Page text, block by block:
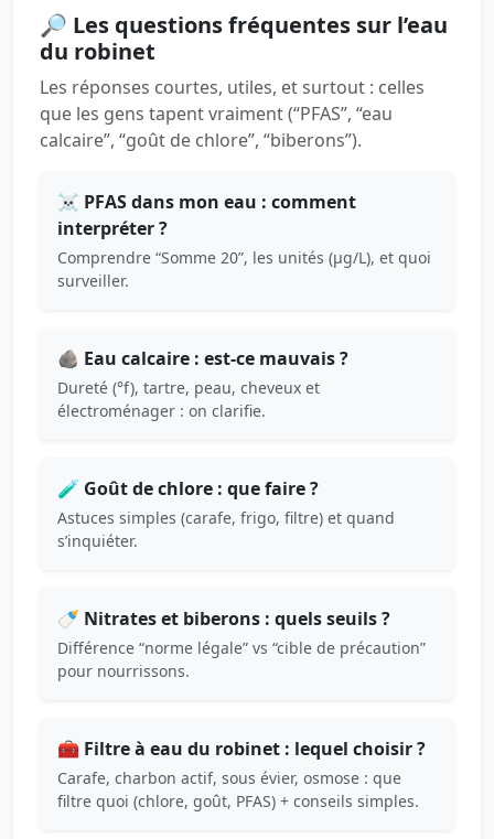
🔎 Les questions fréquentes sur l’eau
du robinet
Les réponses courtes, utiles, et surtout : celles
que les gens tapent vraiment (“PFAS”, “eau
calcaire”, “goût de chlore”, “biberons”).
☠️ PFAS dans mon eau : comment
interpréter ?
Comprendre “Somme 20”, les unités (µg/L), et quoi
surveiller.
🪨 Eau calcaire : est-ce mauvais ?
Dureté (°f), tartre, peau, cheveux et
électroménager : on clarifie.
🧪 Goût de chlore : que faire ?
Astuces simples (carafe, frigo, filtre) et quand
s’inquiéter.
🍼 Nitrates et biberons : quels seuils ?
Différence “norme légale” vs “cible de précaution”
pour nourrissons.
🧰 Filtre à eau du robinet : lequel choisir ?
Carafe, charbon actif, sous évier, osmose : que
filtre quoi (chlore, goût, PFAS) + conseils simples.